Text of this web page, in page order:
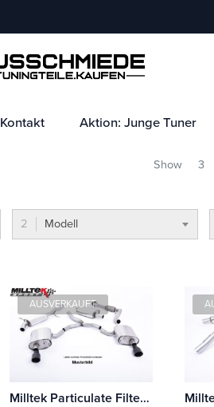
Kontakt Aktion: Junge Tuner
Show 3
Modell
AUSVERKAUFT
Milltek Particulate Filter-back Renault Mégane Renaultsport RS300 Trophy (OPF/GPF Equipped Modelle) Mit TÜV / ECE Zulassung!